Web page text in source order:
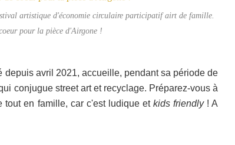
artistique d'économie circulaire participatif airt de famille.
pour la pièce d'Airgone !
depuis avril 2021, accueille, pendant sa période de
conjugue street art et recyclage. Préparez-vous à
tout en famille, car c'est ludique et kids friendly! A